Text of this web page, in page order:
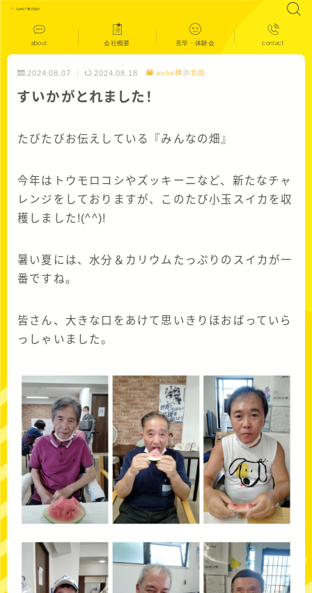
about 会社概要 見学・体験会 contact
2024.08.07 2024.08.18 aoba横浜北部
すいかがとれました！
たびたびお伝えしている『みんなの畑』
今年はトウモロコシやズッキーニなど、新たなチャ
レンジをしておりますが、このたび小玉スイカを収
穫しました!(^^)!
暑い夏には、水分＆カリウムたっぷりのスイカが一
番ですね。
皆さん、大きな口をあけて思いきりほおばっていら
っしゃいました。